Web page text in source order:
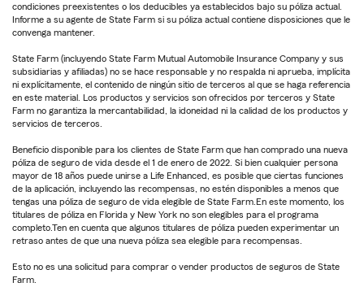
condiciones preexistentes o los deducibles ya establecidos bajo su póliza actual.
Informe a su agente de State Farm si su póliza actual contiene disposiciones que le
convenga mantener.
State Farm (incluyendo State Farm Mutual Automobile Insurance Company y sus
subsidiarias y afiliadas) no se hace responsable y no respalda ni aprueba, implícita
ni explícitamente, el contenido de ningún sitio de terceros al que se haga referencia
en este material. Los productos y servicios son ofrecidos por terceros y State
Farm no garantiza la mercantabilidad, la idoneidad ni la calidad de los productos y
servicios de terceros.
Beneficio disponible para los clientes de State Farm que han comprado una nueva
póliza de seguro de vida desde el 1 de enero de 2022. Si bien cualquier persona
mayor de 18 años puede unirse a Life Enhanced, es posible que ciertas funciones
de la aplicación, incluyendo las recompensas, no estén disponibles a menos que
tengas una póliza de seguro de vida elegible de State Farm.En este momento, los
titulares de póliza en Florida y New York no son elegibles para el programa
completo.Ten en cuenta que algunos titulares de póliza pueden experimentar un
retraso antes de que una nueva póliza sea elegible para recompensas.
Esto no es una solicitud para comprar o vender productos de seguros de State
Farm.